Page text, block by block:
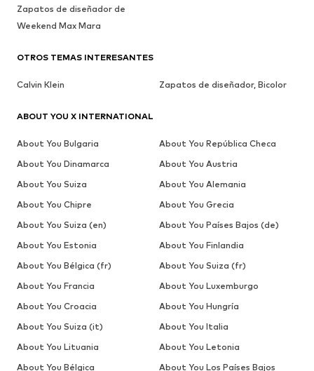
Zapatos de diseñador de
Weekend Max Mara
OTROS TEMAS INTERESANTES
Calvin Klein Zapatos de diseñador, Bicolor
ABOUT YOU X INTERNATIONAL
About You Bulgaria
About You República Checa
About You Dinamarca
About You Austria
About You Suiza
About You Alemania
About You Chipre
About You Grecia
About You Suiza (en)
About You Países Bajos (de)
About You Estonia
About You Finlandia
About You Bélgica (fr)
About You Suiza (fr)
About You Francia
About You Luxemburgo
About You Croacia
About You Hungría
About You Suiza (it)
About You Italia
About You Lituania
About You Letonia
About You Bélgica
About You Los Países Bajos